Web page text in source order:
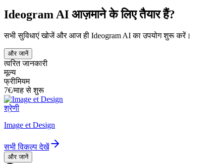
Ideogram AI आज़माने के लिए तैयार हैं?
सभी सुविधाएं खोजें और आज ही Ideogram AI का उपयोग शुरू करें।
और जानें
त्वरित जानकारी
मूल्य
फ्रीमियम
7€/माह से शुरू
श्रेणी
Image et Design
सभी विकल्प देखें
और जानें